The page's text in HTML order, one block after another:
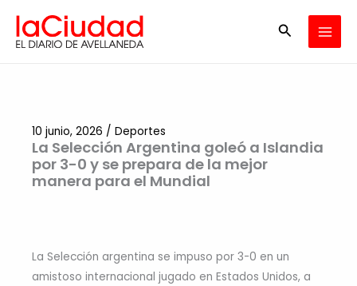
contenido
Buscar
La Selección Argentina goleó a Islandia
por 3-0 y se prepara de la mejor
manera para el Mundial
10 junio, 2026 / Deportes
La Selección argentina se impuso por 3-0 en un
amistoso internacional jugado en Estados Unidos, a